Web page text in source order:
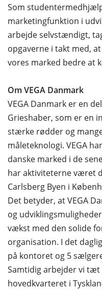
Som
marketingfunktion i
arbejde selvstændigt,
opgaverne i takt med,
vores marked bedre at
Om VEGA Danmark
VEGA Danmark er en
Grieshaber, som er en
stærke rødder og
måleteknologi. VEGA
danske marked i de
har aktiviteterne været
Carlsberg Byen i
Det betyder, at VEGA
og
vækst med den solide
organisation. I det
på kontoret og 5
Samtidig arbejder vi tæt
hovedkvarteret i